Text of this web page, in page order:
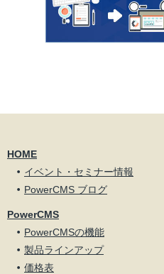
HOME
イベント・セミナー情報
PowerCMS ブログ
PowerCMS
PowerCMSの機能
製品ラインアップ
価格表